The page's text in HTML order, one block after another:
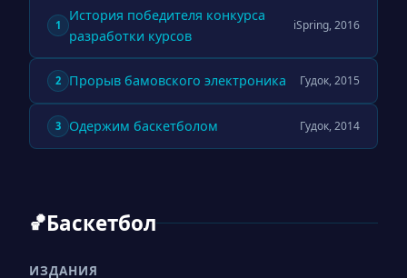
1
История победителя конкурса
разработки курсов
iSpring, 2016
2 Прорыв бамовского электроника Гудок, 2015
3 Одержим баскетболом Гудок, 2014
🏀Баскетбол
ИЗДАНИЯ